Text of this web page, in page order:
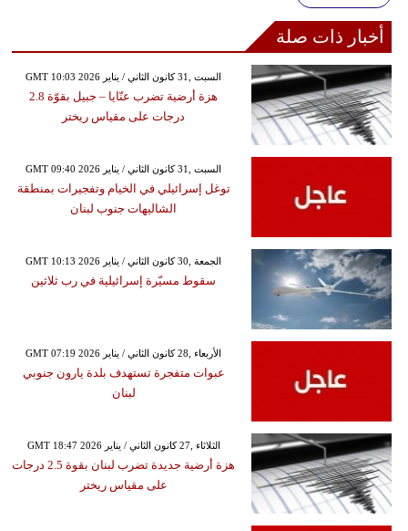
أخبار ذات صلة
GMT 10:03 2026 السبت ,31 كانون الثاني / يناير
هزة أرضية تضرب عنّايا – جبيل بقوّة 2.8
درجات على مقياس ريختر
GMT 09:40 2026 السبت ,31 كانون الثاني / يناير
توغل إسرائيلي في الخيام وتفجيرات بمنطقة
الشاليهات جنوب لبنان
GMT 10:13 2026 الجمعة ,30 كانون الثاني / يناير
سقوط مسيّرة إسرائيلية في رب ثلاثين
GMT 07:19 2026 الأربعاء ,28 كانون الثاني / يناير
عبوات متفجرة تستهدف بلدة يارون جنوبي
لبنان
GMT 18:47 2026 الثلاثاء ,27 كانون الثاني / يناير
هزة أرضية جديدة تضرب لبنان بقوة 2.5 درجات
على مقياس ريختر